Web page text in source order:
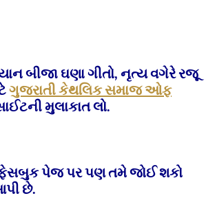
બીજા ઘણા ગીતો, નૃત્ય વગેરે રજૂ
ગુજરાતી કેથલિક સમાજ ઓફ
મુલાકાત લો.
પેજ પર પણ તમે જોઈ શકો
છે.